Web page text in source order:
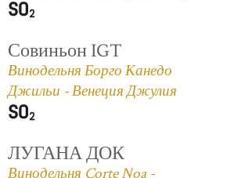
Совиньон IGT
Винодельня Борго Канедо
Джильи - Венеция Джулия
ЛУГАНА ДОК
Винодельня Corte Noa -